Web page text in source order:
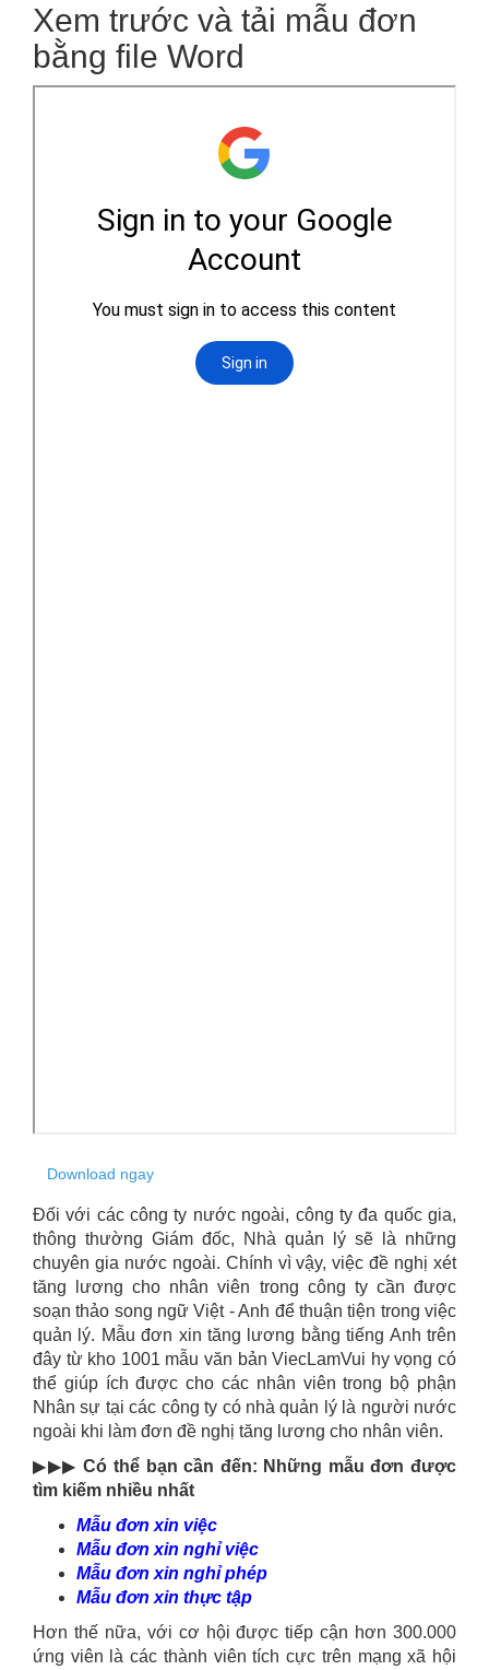
Xem trước và tải mẫu đơn
bằng file Word
Download ngay
Đối với các công ty nước ngoài, công ty đa quốc gia,
thông thường Giám đốc, Nhà quản lý sẽ là những
chuyên gia nước ngoài. Chính vì vậy, việc đề nghị xét
tăng lương cho nhân viên trong công ty cần được
soạn thảo song ngữ Việt - Anh để thuận tiện trong việc
quản lý. Mẫu đơn xin tăng lương bằng tiếng Anh trên
đây từ kho 1001 mẫu văn bản ViecLamVui hy vọng có
thể giúp ích được cho các nhân viên trong bộ phận
Nhân sự tại các công ty có nhà quản lý là người nước
ngoài khi làm đơn đề nghị tăng lương cho nhân viên.
▶▶▶Có thể bạn cần đến: Những mẫu đơn được
tìm kiếm nhiều nhất
Mẫu đơn xin việc
Mẫu đơn xin nghỉ việc
Mẫu đơn xin nghỉ phép
Mẫu đơn xin thực tập
Hơn thế nữa, với cơ hội được tiếp cận hơn 300.000
ứng viên là các thành viên tích cực trên mạng xã hội